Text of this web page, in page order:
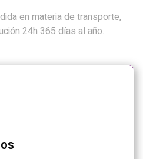
en materia de transporte,
24h 365 días al año.